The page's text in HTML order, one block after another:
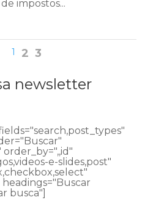
impostos...
1 2 3
newsletter
order_by=",,id"
e-slides,post"
busca"]